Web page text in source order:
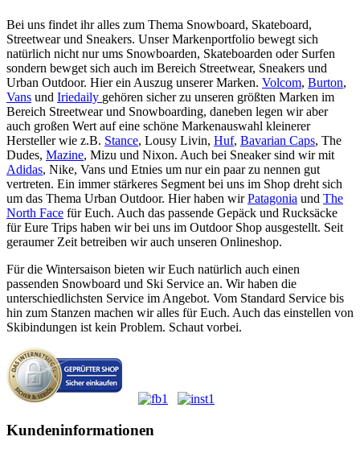
Bei uns findet ihr alles zum Thema Snowboard, Skateboard,
Streetwear und Sneakers. Unser Markenportfolio bewegt sich
natürlich nicht nur ums Snowboarden, Skateboarden oder Surfen
sondern bewget sich auch im Bereich Streetwear, Sneakers und
Urban Outdoor. Hier ein Auszug unserer Marken. Volcom, Burton,
Vans und Iriedaily gehören sicher zu unseren größten Marken im
Bereich Streetwear und Snowboarding, daneben legen wir aber
auch großen Wert auf eine schöne Markenauswahl kleinerer
Hersteller wie z.B. Stance, Lousy Livin, Huf, Bavarian Caps, The
Dudes, Mazine, Mizu und Nixon. Auch bei Sneaker sind wir mit
Adidas, Nike, Vans und Etnies um nur ein paar zu nennen gut
vertreten. Ein immer stärkeres Segment bei uns im Shop dreht sich
um das Thema Urban Outdoor. Hier haben wirPatagonia und The
North Face für Euch. Auch das passende Gepäck und Rucksäcke
für Eure Trips haben wir bei uns im Outdoor Shop ausgestellt. Seit
geraumer Zeit betreiben wir auch unseren Onlineshop.
Für die Wintersaison bieten wir Euch natürlich auch einen
passenden Snowboard und Ski Service an. Wir haben die
unterschiedlichsten Service im Angebot. Vom Standard Service bis
hin zum Stanzen machen wir alles für Euch. Auch das einstellen von
Skibindungen ist kein Problem. Schaut vorbei.
Kundeninformationen